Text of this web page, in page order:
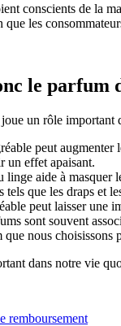
conscients de la
les
le parfum
un rôle important
peut
un effet apaisant.
linge aide à masquer
que les draps et
peut laisser une
sont souvent
que nous choisissons
dans notre vie
remboursement